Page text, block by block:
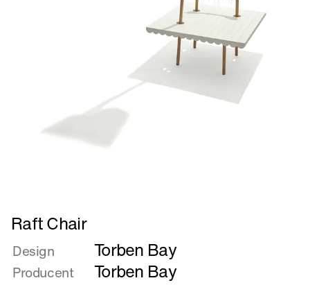
Læs
mere
om
Raft
Raft Chair
Design Torben Bay
Producent Torben Bay